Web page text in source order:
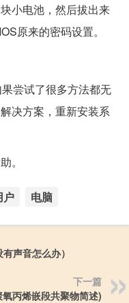
小电池，然后拔出来
原来的密码设置。
尝试了很多方法都无
决方案，重新安装系
。
户 电脑
声音怎么办）
下一篇
丙烯嵌段共聚物简述)